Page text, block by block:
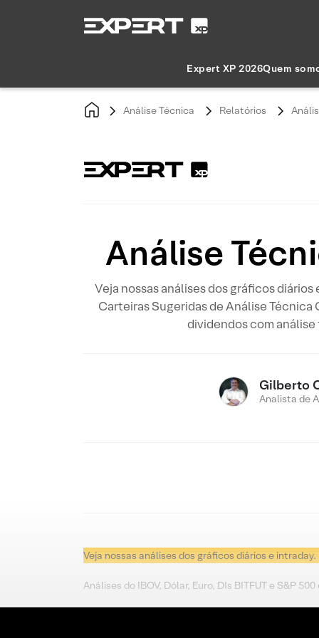
Expert XP 2026Quem
Análise Técnica Relatórios
Análise
Veja nossas análises dos gráficos
Carteiras Sugeridas de Análise
dividendos com análise
Gilberto
Analista de
Veja nossas análises dos gráficos diários e intraday.
Análises do IBOV, Dólar, Euro, DIs BITFUT e S&P